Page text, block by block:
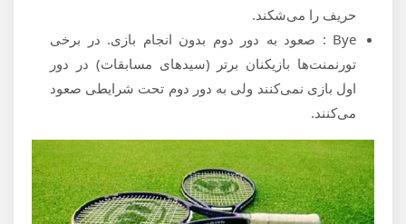
حریف را می‌شکند.
Bye : صعود به دور دوم بدون انجام بازی. در برخی
تورنمنت‌ها بازیکنان برتر (سیدهای مسابقات) در دور
اول بازی نمی‌کنند ولی به دور دوم تحت شرایطی صعود
می‌کنند.